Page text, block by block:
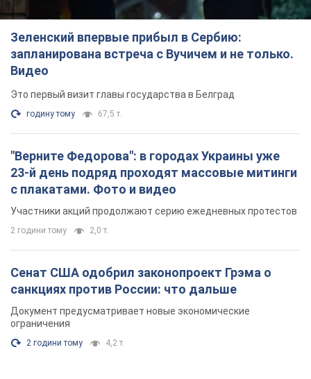
Зеленский впервые прибыл в Сербию:
запланирована встреча с Вучичем и не только.
Видео
Это первый визит главы государства в Белград
годину тому 67,5 т.
"Верните Федорова": в городах Украины уже
23-й день подряд проходят массовые митинги
с плакатами. Фото и видео
Участники акций продолжают серию ежедневных протестов
2 години тому 2,0 т.
Сенат США одобрил законопроект Грэма о
санкциях против России: что дальше
Документ предусматривает новые экономические
ограничения
2 години тому 4,2 т.